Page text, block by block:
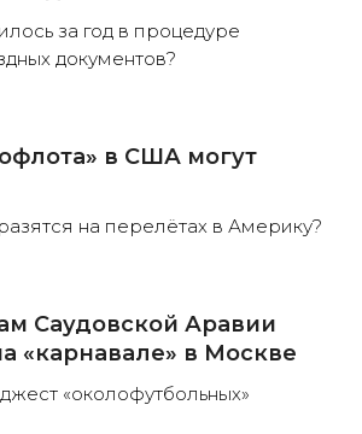
за год в процедуре
документов?
в США могут
на перелётах в Америку?
Саудовской Аравии
«карнавале» в Москве
«околофутбольных»